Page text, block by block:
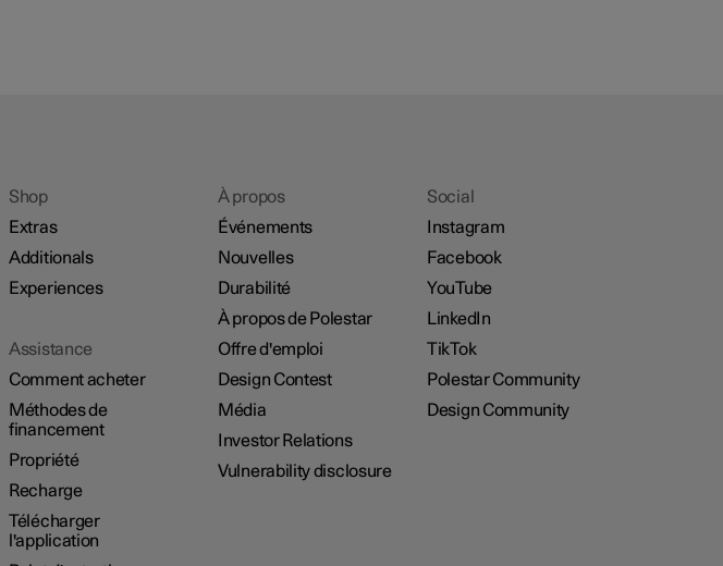
Shop
Extras
Additionals
Experiences
Assistance
Comment acheter
Méthodes de
financement
Propriété
Recharge
Télécharger
l'application
À propos
Événements
Nouvelles
Durabilité
À propos de Polestar
Offre d'emploi
Design Contest
Média
Investor Relations
Vulnerability disclosure
Social
Instagram
Facebook
YouTube
LinkedIn
TikTok
Polestar Community
Design Community